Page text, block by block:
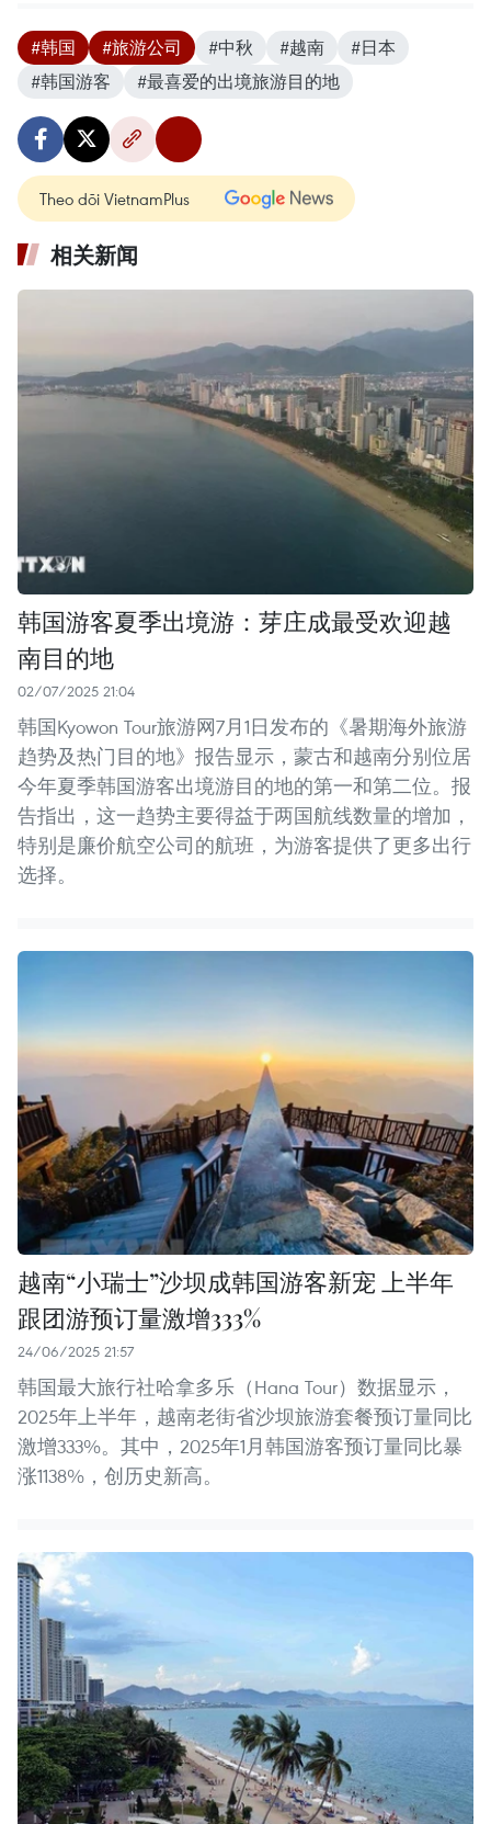
#韩国 #旅游公司 #中秋 #越南
#日本
#韩国游客
#最喜爱的出境旅游目的地
Theo dõi VietnamPlus
相关新闻
韩国游客夏季出境游：芽庄成最受欢迎越
南目的地
02/07/2025 21:04
韩国Kyowon Tour旅游网7月1日发布的《暑期海外旅游
趋势及热门目的地》报告显示，蒙古和越南分别位居
今年夏季韩国游客出境游目的地的第一和第二位。报
告指出，这一趋势主要得益于两国航线数量的增加，
特别是廉价航空公司的航班，为游客提供了更多出行
选择。
越南“小瑞士”沙坝成韩国游客新宠 上半年
跟团游预订量激增333%
24/06/2025 21:57
韩国最大旅行社哈拿多乐（Hana Tour）数据显示，
2025年上半年，越南老街省沙坝旅游套餐预订量同比
激增333%。其中，2025年1月韩国游客预订量同比暴
涨1138%，创历史新高。